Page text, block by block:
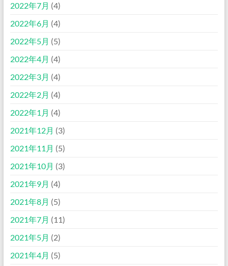
2022年7月 (4)
2022年6月 (4)
2022年5月 (5)
2022年4月 (4)
2022年3月 (4)
2022年2月 (4)
2022年1月 (4)
2021年12月 (3)
2021年11月 (5)
2021年10月 (3)
2021年9月 (4)
2021年8月 (5)
2021年7月 (11)
2021年5月 (2)
2021年4月 (5)